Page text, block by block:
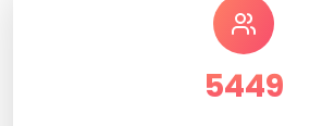
5449